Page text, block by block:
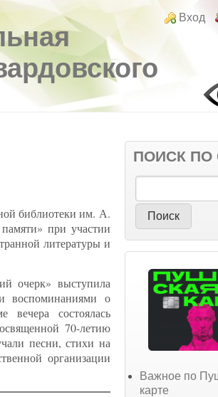
Login links
Вход
библиотеки им. А.
при участии
литературы и
очерк» выступила
воспоминаниями о
состоялась
70-летию
песни, стихи на
организации
ПОИСК ПО
Важное по
карте